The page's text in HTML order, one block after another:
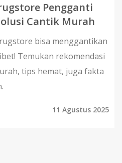
Pengganti
Cantik Murah
bisa menggantikan
Temukan rekomendasi
tips hemat, juga fakta
11 Agustus 2025